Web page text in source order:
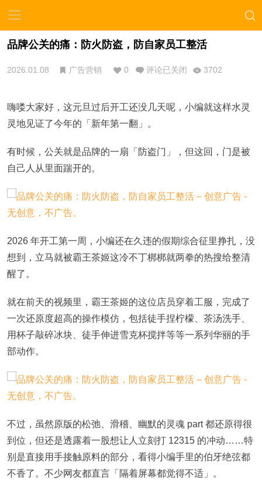
品牌公关的痛：防火防盗，防自家员工整活
2026.01.08 广告营销 0 评论已关闭 3702
嗨喽大家好，这元旦过后开工还没几天呢，小编就这样水灵
灵地见证了今年的「新年第一翻」。
有时候，公关就是品牌的一扇「防盗门」，但这回，门是被
自己人从里面踹开的。
2026 年开工第一周，小编还在久违的假期综合征里挣扎，没
想到，立马就被霸王茶姬这冷不丁梆梆就两拳的热搜给整清
醒了。
就在前天的视频里，霸王茶姬的这位店员穿着工服，完成了
一次还原度超高的操作模仿，包括徒手捏柠檬、茶汤洗手、
用杯子敲碎冰块、徒手伸进雪克杯搅拌等等一系列华丽的手
部动作。
不过，虽然原版的松弛、滑稽、幽默的灵魂 part 都还原得很
到位，但还是透露着一股想让人立刻打 12315 的冲动……特
别是直接用手接触原料的部分，看得小编手里的伯牙绝弦都
不香了。不少网友都直言「隔着屏幕都觉得不适」。